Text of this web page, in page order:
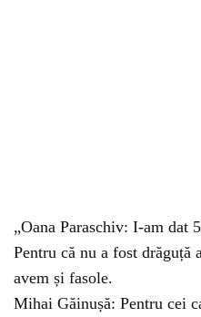
„Oana Paraschiv: I-am dat
Pentru că nu a fost drăguță
avem și fasole.
Mihai Găinușă: Pentru cei